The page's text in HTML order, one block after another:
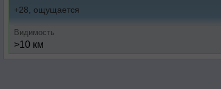
+28, ощущается
Видимость
>10 км